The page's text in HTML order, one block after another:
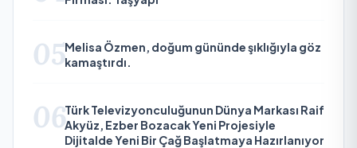
05Melisa Özmen, doğum gününde şıklığıyla göz
kamaştırdı.
06Türk Televizyonculuğunun Dünya Markası Raif
Akyüz, Ezber Bozacak Yeni Projesiyle
Dijitalde Yeni Bir Çağ Başlatmaya Hazırlanıyor